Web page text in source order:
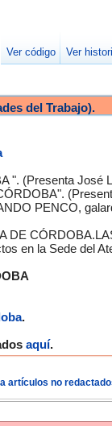
del Trabajo).
". (Presenta José
PENCO,
DE
en la Sede del
.
aquí.
artículos no
Ver código Ver